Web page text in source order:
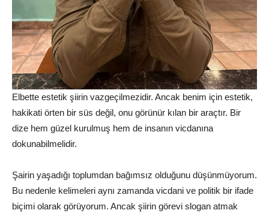
Elbette estetik şiirin vazgeçilmezidir. Ancak benim için estetik,
hakikati örten bir süs değil, onu görünür kılan bir araçtır. Bir
dize hem güzel kurulmuş hem de insanın vicdanına
dokunabilmelidir.
Şairin yaşadığı toplumdan bağımsız olduğunu düşünmüyorum.
Bu nedenle kelimeleri aynı zamanda vicdani ve politik bir ifade
biçimi olarak görüyorum. Ancak şiirin görevi slogan atmak